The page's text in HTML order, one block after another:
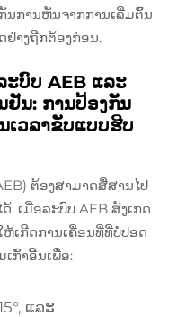
ນການຫັນຈາກການເລີ່ມຕົ້ນ
ຢ່າງຖືກຕ້ອງກ່ອນ.
ະບົບ AEB ແລະ
ຢັນ: ການປ້ອງກັນ
ເວລາຂັບແບບຮີບ
ຕ້ອງສາມາດສື່ສານໄປ
. ເມື່ອລະບົບ AEB ສັງເກດ
ເກີດການເຄື່ອນທີ່ທີ່ບໍ່ປອດ
ກົ້າອີ້ນເພື່ອ:
ແລະ